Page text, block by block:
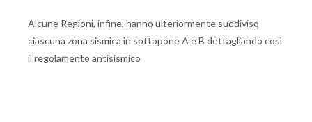
Alcune Regioni, infine, hanno ulteriormente suddiviso
ciascuna zona sismica in sottopone A e B dettagliando così
il regolamento antisismico